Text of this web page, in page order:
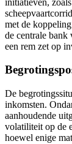
met de
de centrale
een rem zet op
De
inkomsten.
aanhoudende
volatiliteit op de
hoewel enige